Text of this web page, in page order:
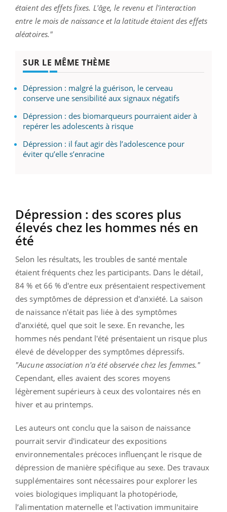
étaient des effets fixes. L'âge, le revenu et l'interaction
entre le mois de naissance et la latitude étaient des effets
aléatoires."
SUR LE MÊME THÈME
Dépression : malgré la guérison, le cerveau
conserve une sensibilité aux signaux négatifs
Dépression : des biomarqueurs pourraient aider à
repérer les adolescents à risque
Dépression : il faut agir dès l’adolescence pour
éviter qu’elle s’enracine
Dépression : des scores plus
élevés chez les hommes nés en
été
Selon les résultats, les troubles de santé mentale
étaient fréquents chez les participants. Dans le détail,
84 % et 66 % d'entre eux présentaient respectivement
des symptômes de dépression et d'anxiété. La saison
de naissance n'était pas liée à des symptômes
d'anxiété, quel que soit le sexe. En revanche, les
hommes nés pendant l'été présentaient un risque plus
élevé de développer des symptômes dépressifs.
"Aucune association n'a été observée chez les femmes."
Cependant, elles avaient des scores moyens
légèrement supérieurs à ceux des volontaires nés en
hiver et au printemps.
Les auteurs ont conclu que la saison de naissance
pourrait servir d'indicateur des expositions
environnementales précoces influençant le risque de
dépression de manière spécifique au sexe. Des travaux
supplémentaires sont nécessaires pour explorer les
voies biologiques impliquant la photopériode,
l’alimentation maternelle et l'activation immunitaire